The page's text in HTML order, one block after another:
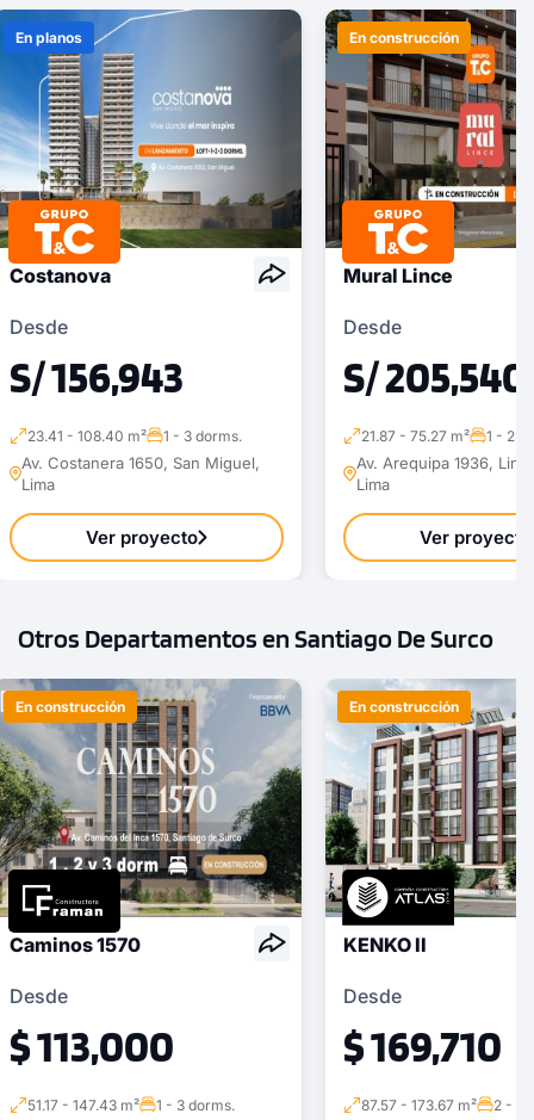
En planos
Costanova
Desde
S/ 156,943
23.41 - 108.40 m² 1 - 3 dorms.
Av. Costanera 1650, San Miguel,
Lima
Ver proyecto
En construcción
Mural Lince
Desde
S/ 205,540
21.87 - 75.27 m² 1 - 2
Av. Arequipa 1936,
Lima
Ver proyecto
Otros Departamentos en Santiago De Surco
En construcción
Caminos 1570
Desde
$ 113,000
51.17 - 147.43 m² 1 - 3 dorms.
En construcción
KENKO II
Desde
$ 169,710
87.57 - 173.67 m² 2 - 3